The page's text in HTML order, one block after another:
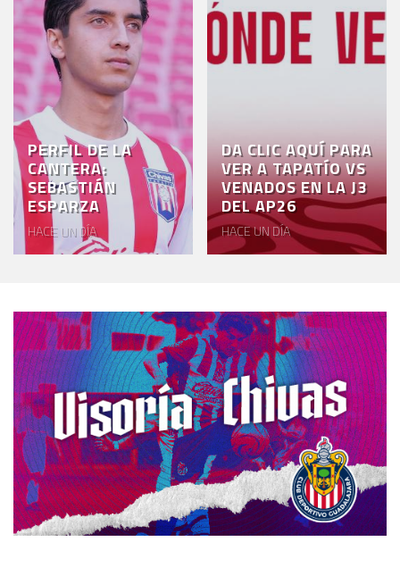
PERFIL DE LA
CANTERA:
SEBASTIÁN
ESPARZA
HACE UN DÍA
DA CLIC AQUÍ PARA
VER A TAPATÍO VS
VENADOS EN LA J3
DEL AP26
HACE UN DÍA